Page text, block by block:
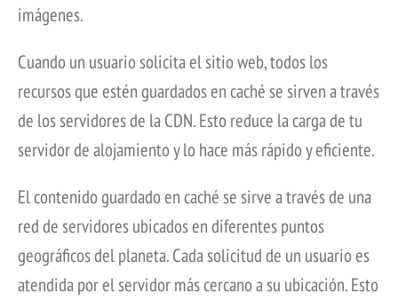
imágenes.
Cuando un usuario solicita el sitio web, todos los
recursos que estén guardados en caché se sirven a través
de los servidores de la CDN. Esto reduce la carga de tu
servidor de alojamiento y lo hace más rápido y eficiente.
El contenido guardado en caché se sirve a través de una
red de servidores ubicados en diferentes puntos
geográficos del planeta. Cada solicitud de un usuario es
atendida por el servidor más cercano a su ubicación. Esto